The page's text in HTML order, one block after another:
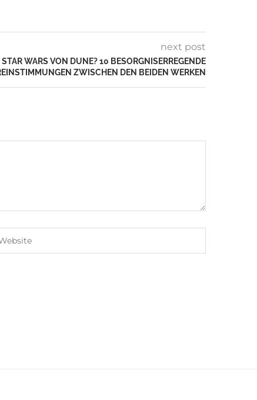
next post
STAR WARS VON DUNE? 10 BESORGNISERREGENDE
ZWISCHEN DEN BEIDEN WERKEN